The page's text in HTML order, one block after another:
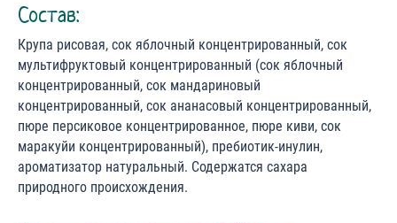
Состав:
Крупа рисовая, сок яблочный концентрированный, сок
мультифруктовый концентрированный (сок яблочный
концентрированный, сок мандариновый
концентрированный, сок ананасовый концентрированный,
пюре персиковое концентрированное, пюре киви, сок
маракуйи концентрированный), пребиотик-инулин,
ароматизатор натуральный. Содержатся сахара
природного происхождения.